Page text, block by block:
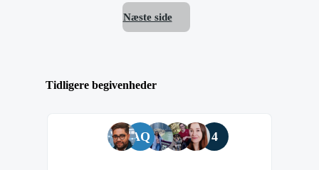
Næste side
Tidligere begivenheder
AQ 4